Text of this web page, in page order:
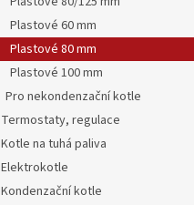
Plastové 60 mm
Plastové 80 mm
Plastové 100 mm
Pro nekondenzační kotle
Termostaty, regulace
Kotle na tuhá paliva
Elektrokotle
Kondenzační kotle